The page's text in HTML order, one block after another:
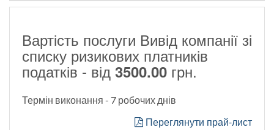
Вартість послуги Вивід компанії зі
списку ризикових платників
податків - від 3500.00 грн.
Термін виконання - 7 робочих днів
Переглянути прай-лист